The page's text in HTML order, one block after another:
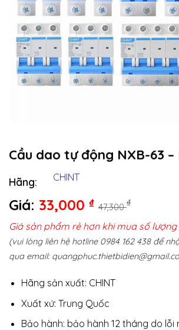
Cầu dao tự động NXB-63 –
Giá: 47,300₫
33,000 ₫
Hãng: CHINT
Giá sản phẩm rẻ hơn khi mua số lượng
(vui lòng liên hệ hotline 0984 162 438 để
qua email:
Hãng sản xuất: CHINT
Xuất xứ: Trung Quốc
Bảo hành: bảo hành 12 tháng do lỗi